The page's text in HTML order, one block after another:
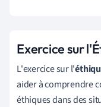
Exercice sur
L'exercice sur l'
aider à comprendre
éthiques dans des